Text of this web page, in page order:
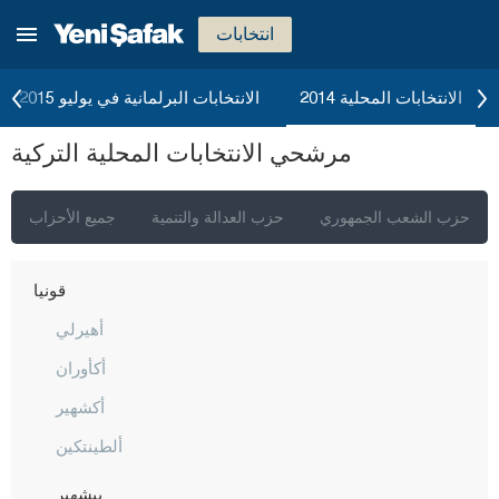
انتخابات
الانتخابات البرلمانية في يوليو 2015 الانتخابات المحلية 2014
مرشحي الانتخابات المحلية التركية
جميع الأحزاب حزب العدالة والتنمية حزب الشعب الجمهوري
قيصري
كيركالي
قرقلر ايلي
قوجه ايلي
قونيا
أهيرلي
أكأوران
أكشهير
ألطينتكين
بيشهير